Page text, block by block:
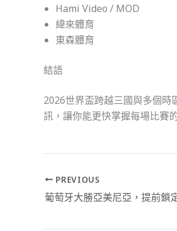
Hami Video / MOD
緯來體育
東森體育
結語
2026世界盃跨越三國與多個時
訊，讓你能更快掌握每場比賽
PREVIOUS